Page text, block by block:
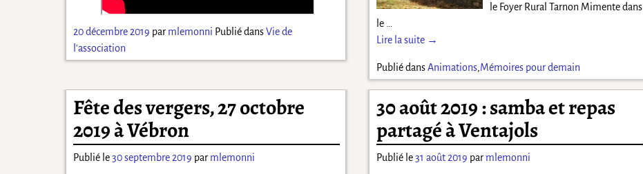
20 décembre 2019 par mlemonni Publié dansVie de
l'association
le Foyer Rural Tarnon Mimente dans
le
Lire la suite →
Publié dansAnimations,Mémoires pour demain
Fête des vergers, 27 octobre
2019 à Vébron
Publié le30 septembre 2019 par mlemonni
30 août 2019 : samba et repas
partagé à Ventajols
Publié le31 août 2019 par mlemonni